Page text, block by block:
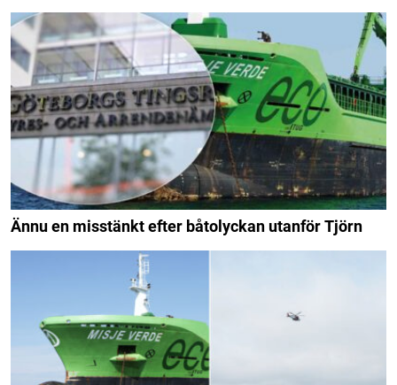
Ännu en misstänkt efter båtolyckan utanför Tjörn